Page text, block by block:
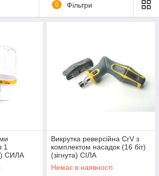
0 Фільтри
1
СИЛА
Викрутка реверсійна CrV з
комплектом насадок (16 біт)
(зігнута) СІЛА
Немає в наявності